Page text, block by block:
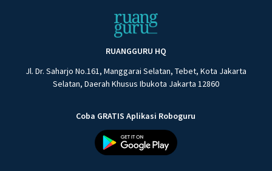
RUANGGURU HQ
Jl. Dr. Saharjo No.161, Manggarai Selatan, Tebet, Kota Jakarta
Selatan, Daerah Khusus Ibukota Jakarta 12860
Coba GRATIS Aplikasi Roboguru